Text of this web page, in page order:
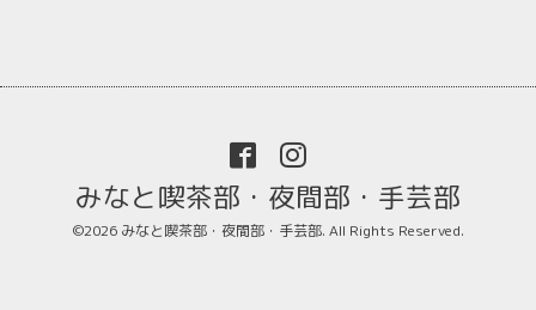
みなと喫茶部・夜間部・手芸部
©2026 みなと喫茶部・夜間部・手芸部. All Rights Reserved.